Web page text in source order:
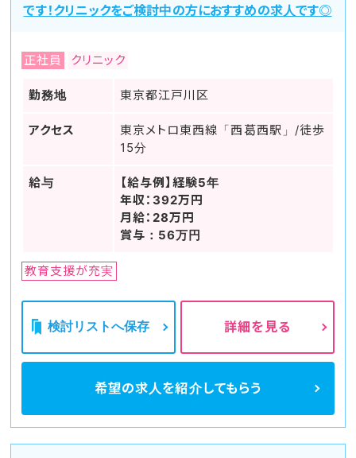
です！クリニックをご検討中の方におすすめの求人です◎
正社員 クリニック
勤務地 東京都江戸川区
アクセス
東京メトロ東西線「西葛西駅」/徒歩
15分
給与
【給与例】経験5年
年収：392万円
月給：28万円
賞与：56万円
教育支援が充実
検討リストへ保存 詳細を見る
希望の求人を紹介してもらう